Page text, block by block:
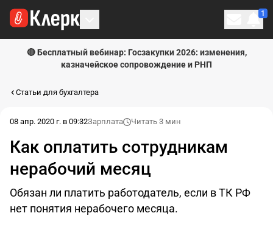
1
🔴 Бесплатный вебинар: Госзакупки 2026: изменения,
казначейское сопровождение и РНП
Статьи для бухгалтера
08 апр. 2020 г. в 09:32Зарплата Читать 3 мин
Как оплатить сотрудникам
нерабочий месяц
Обязан ли платить работодатель, если в ТК РФ
нет понятия нерабочего месяца.